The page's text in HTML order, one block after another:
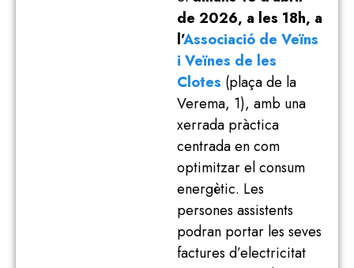
de 2026, a les 18h, a
l’Associació de Veïns
i Veïnes de les
Clotes (plaça de la
Verema, 1), amb una
xerrada pràctica
centrada en com
optimitzar el consum
energètic. Les
persones assistents
podran portar les seves
factures d’electricitat